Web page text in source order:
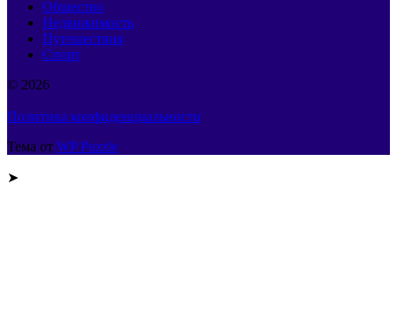
Общество
Недвижимость
Путешествия
Спорт
© 2026
Политика конфиденциальности
Тема от WP Puzzle
➤